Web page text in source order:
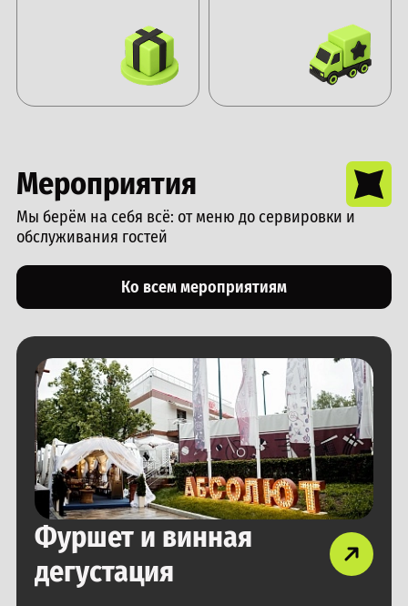
Мероприятия
Мы берём на себя всё: от меню до сервировки и
обслуживания гостей
Ко всем мероприятиям
Фуршет и винная
дегустация